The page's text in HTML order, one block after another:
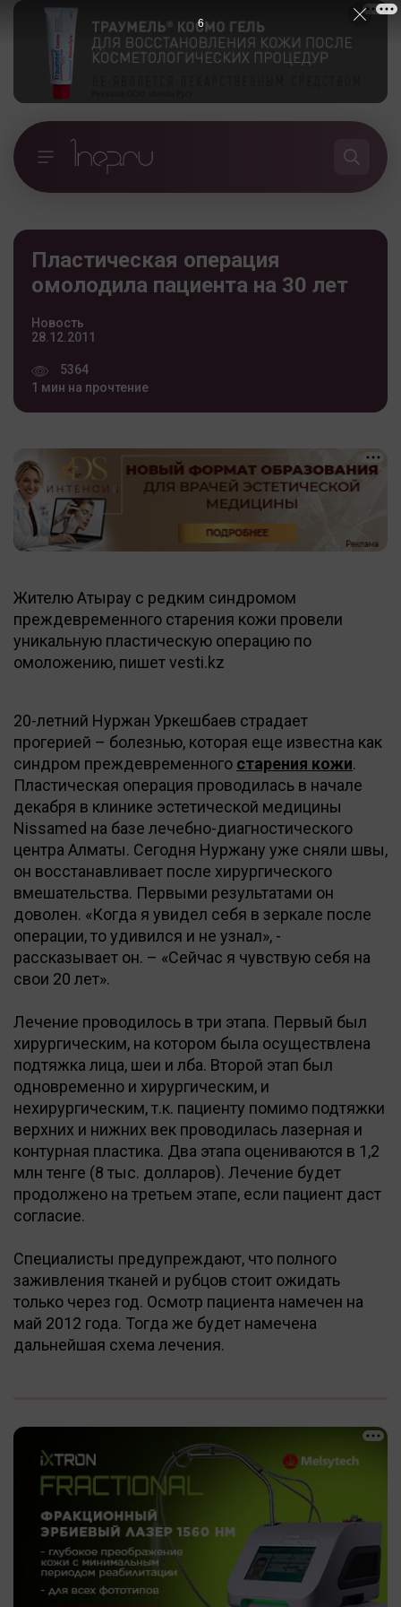
Пластическая операция
омолодила пациента на 30 лет
Новость
28.12.2011
5364
1 мин на прочтение
Жителю Атырау с редким синдромом
преждевременного старения кожи провели
уникальную пластическую операцию по
омоложению, пишет vesti.kz
20-летний Нуржан Уркешбаев страдает
прогерией – болезнью, которая еще известна как
синдром преждевременного старения кожи.
Пластическая операция проводилась в начале
декабря в клинике эстетической медицины
Nissamed на базе лечебно-диагностического
центра Алматы. Сегодня Нуржану уже сняли швы,
он восстанавливает после хирургического
вмешательства. Первыми результатами он
доволен. «Когда я увидел себя в зеркале после
операции, то удивился и не узнал», -
рассказывает он. – «Сейчас я чувствую себя на
свои 20 лет».
Лечение проводилось в три этапа. Первый был
хирургическим, на котором была осуществлена
подтяжка лица, шеи и лба. Второй этап был
одновременно и хирургическим, и
нехирургическим, т.к. пациенту помимо подтяжки
верхних и нижних век проводилась лазерная и
контурная пластика. Два этапа оцениваются в 1,2
млн тенге (8 тыс. долларов). Лечение будет
продолжено на третьем этапе, если пациент даст
согласие.
Специалисты предупреждают, что полного
заживления тканей и рубцов стоит ожидать
только через год. Осмотр пациента намечен на
май 2012 года. Тогда же будет намечена
дальнейшая схема лечения.
5